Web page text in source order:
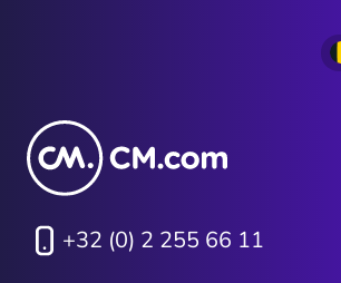
+32 (0) 2 255 66 11